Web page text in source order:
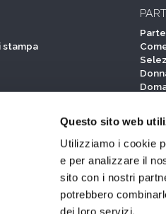
Questo sito web
Utilizziamo i cookie
e per analizzare il
sito con i nostri
potrebbero
dei loro servizi.
stampa
Experience